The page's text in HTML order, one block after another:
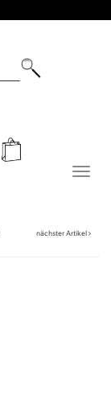
nächster Artikel